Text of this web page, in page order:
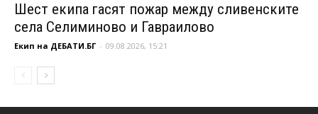
Шест екипа гасят пожар между сливенските
села Селиминово и Гавраилово
Екип на ДЕБАТИ.БГ - 09.08.2026, 15:21